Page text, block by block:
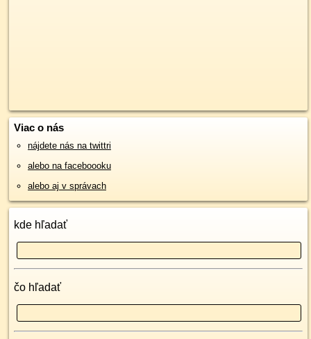
Viac o nás
nájdete nás na twittri
alebo na faceboooku
alebo aj v správach
kde hľadať
čo hľadať